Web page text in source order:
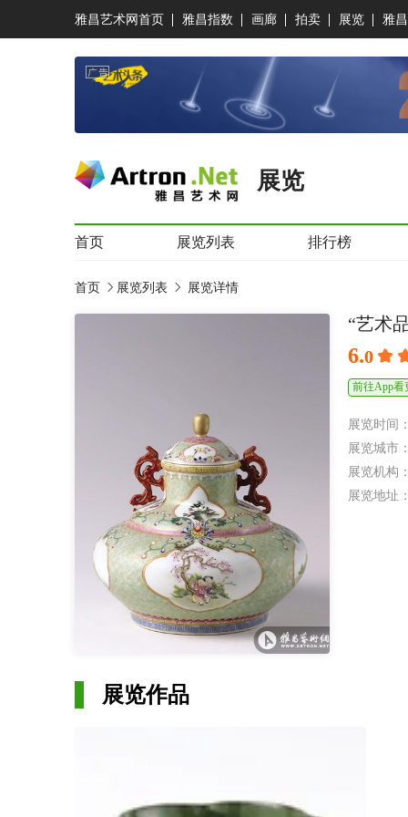
雅昌艺术网首页 雅昌指数 画廊 拍卖 展览 雅
展览
首页 展览列表 排行榜
首页 展览列表 展览详情
“艺术
6.0
前往App看
展览时间
展览城市
展览机构
展览地址
展览作品